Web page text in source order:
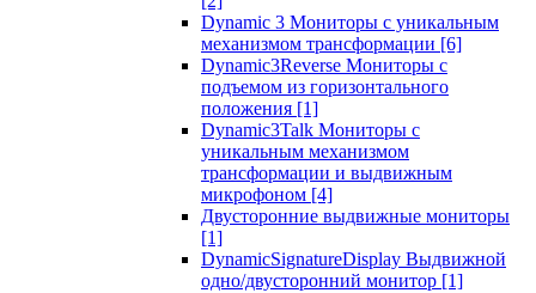
Dynamic 3 Мониторы с уникальным
механизмом трансформации [6]
Dynamic3Reverse Мониторы с
подъемом из горизонтального
положения [1]
Dynamic3Talk Мониторы с
уникальным механизмом
трансформации и выдвижным
микрофоном [4]
Двусторонние выдвижные мониторы
[1]
DynamicSignatureDisplay Выдвижной
одно/двусторонний монитор [1]